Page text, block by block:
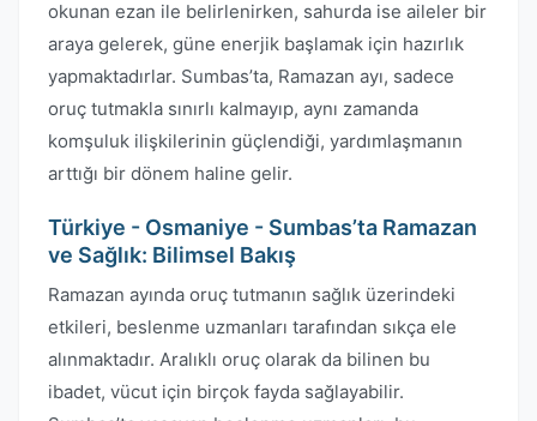
okunan ezan ile belirlenirken, sahurda ise aileler bir
araya gelerek, güne enerjik başlamak için hazırlık
yapmaktadırlar. Sumbas’ta, Ramazan ayı, sadece
oruç tutmakla sınırlı kalmayıp, aynı zamanda
komşuluk ilişkilerinin güçlendiği, yardımlaşmanın
arttığı bir dönem haline gelir.
Türkiye - Osmaniye - Sumbas’ta Ramazan
ve Sağlık: Bilimsel Bakış
Ramazan ayında oruç tutmanın sağlık üzerindeki
etkileri, beslenme uzmanları tarafından sıkça ele
alınmaktadır. Aralıklı oruç olarak da bilinen bu
ibadet, vücut için birçok fayda sağlayabilir.